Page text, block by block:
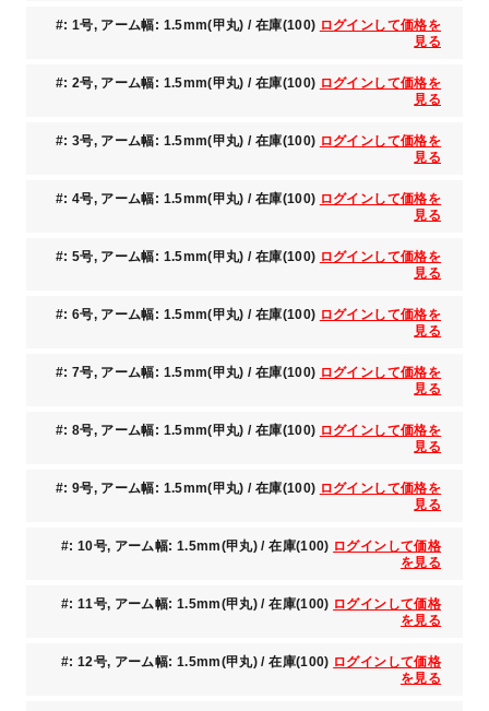
#: 1号, アーム幅: 1.5mm(甲丸) / 在庫(100) ログインして価格を
見る
#: 2号, アーム幅: 1.5mm(甲丸) / 在庫(100) ログインして価格を
見る
#: 3号, アーム幅: 1.5mm(甲丸) / 在庫(100) ログインして価格を
見る
#: 4号, アーム幅: 1.5mm(甲丸) / 在庫(100) ログインして価格を
見る
#: 5号, アーム幅: 1.5mm(甲丸) / 在庫(100) ログインして価格を
見る
#: 6号, アーム幅: 1.5mm(甲丸) / 在庫(100) ログインして価格を
見る
#: 7号, アーム幅: 1.5mm(甲丸) / 在庫(100) ログインして価格を
見る
#: 8号, アーム幅: 1.5mm(甲丸) / 在庫(100) ログインして価格を
見る
#: 9号, アーム幅: 1.5mm(甲丸) / 在庫(100) ログインして価格を
見る
#: 10号, アーム幅: 1.5mm(甲丸) / 在庫(100) ログインして価格
を見る
#: 11号, アーム幅: 1.5mm(甲丸) / 在庫(100) ログインして価格
を見る
#: 12号, アーム幅: 1.5mm(甲丸) / 在庫(100) ログインして価格
を見る